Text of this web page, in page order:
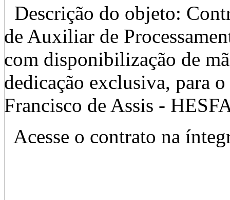
Descrição do objeto:
de Auxiliar de
com disponibilização de
dedicação exclusiva, para
Francisco de Assis -
Acesse o contrato na